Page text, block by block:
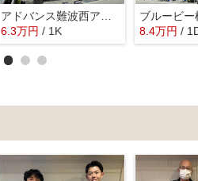
アドバンス難波西アクア
6.3万円 / 1K
ブルービー
8.4万円 /